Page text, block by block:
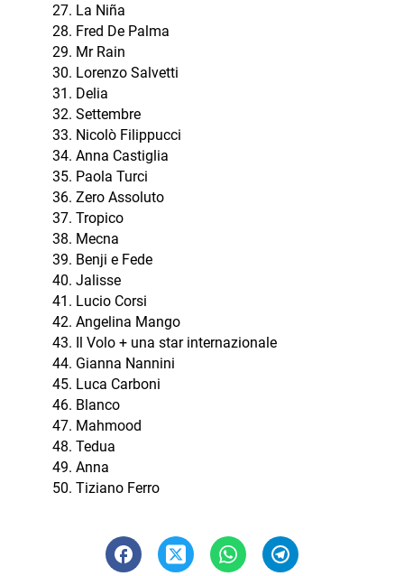
La Niña
Fred De Palma
Mr Rain
Lorenzo Salvetti
Delia
Settembre
Nicolò Filippucci
Anna Castiglia
Paola Turci
Zero Assoluto
Tropico
Mecna
Benji e Fede
Jalisse
Lucio Corsi
Angelina Mango
Il Volo + una star internazionale
Gianna Nannini
Luca Carboni
Blanco
Mahmood
Tedua
Anna
Tiziano Ferro